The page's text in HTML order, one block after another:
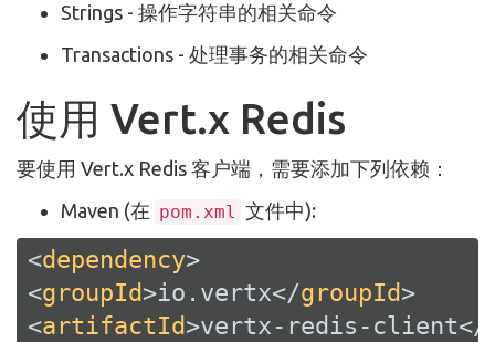
Strings - 操作字符串的相关命令
Transactions - 处理事务的相关命令
使用 Vert.x Redis
要使用 Vert.x Redis 客户端，需要添加下列依赖：
Maven (在 pom.xml 文件中):
<dependency>
<groupId>io.vertx</groupId>
<artifactId>vertx-redis-client</